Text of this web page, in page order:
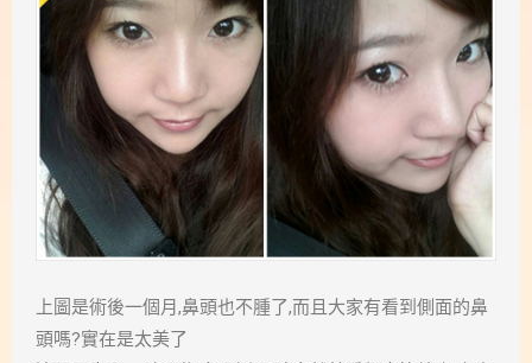
上圖是術後一個月,鼻頭也不腫了,而且大家有看到側面的鼻
頭嗎?實在是太美了